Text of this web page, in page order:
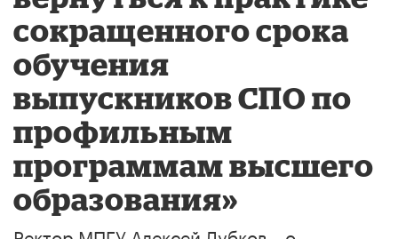
сокращенного срока
обучения
выпускников СПО по
профильным
программам высшего
образования»